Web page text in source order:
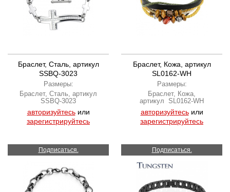
Браслет, Сталь, артикул
SSBQ-3023
Размеры:
Браслет, Сталь, артикул
SSBQ-3023
авторизуйтесьили
зарегистрируйтесь
Браслет, Кожа, артикул
SL0162-WH
Размеры:
Браслет, Кожа,
артикул SL0162-WH
авторизуйтесьили
зарегистрируйтесь
Подписаться. Подписаться.